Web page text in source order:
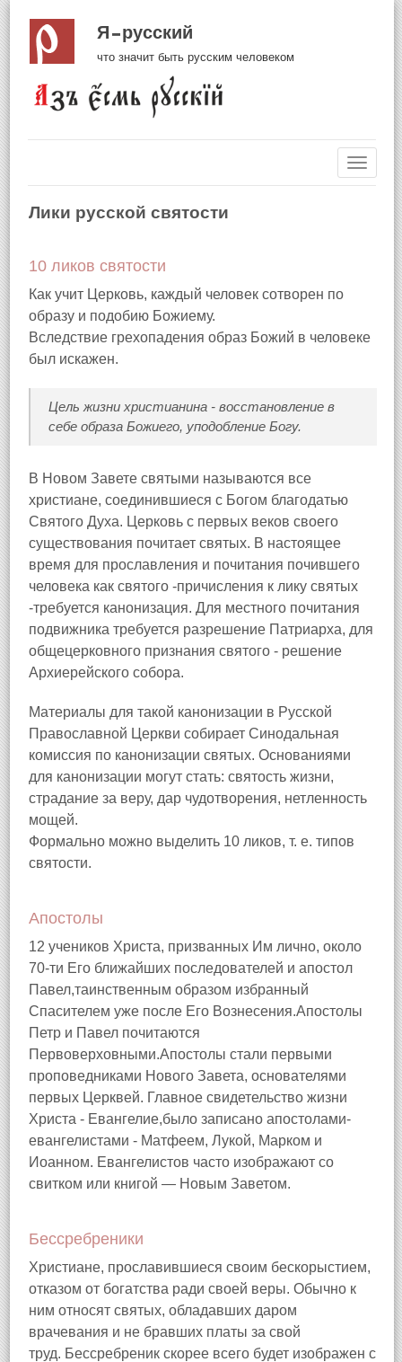
Я русский
что значит быть русским человеком
Лики русской святости
10 ликов святости
Как учит Церковь, каждый человек сотворен по
образу и подобию Божиему.
Вследствие грехопадения образ Божий в человеке
был искажен.
Цель жизни христианина - восстановление в
себе образа Божиего, уподобление Богу.
В Новом Завете святыми называются все
христиане, соединившиеся с Богом благодатью
Святого Духа. Церковь с первых веков своего
существования почитает святых. В настоящее
время для прославления и почитания почившего
человека как святого -причисления к лику святых
-требуется канонизация. Для местного почитания
подвижника требуется разрешение Патриарха, для
общецерковного признания святого - решение
Архиерейского собора.
Материалы для такой канонизации в Русской
Православной Церкви собирает Синодальная
комиссия по канонизации святых. Основаниями
для канонизации могут стать: святость жизни,
страдание за веру, дар чудотворения, нетленность
мощей.
Формально можно выделить 10 ликов, т. е. типов
святости.
Апостолы
12 учеников Христа, призванных Им лично, около
70-ти Его ближайших последователей и апостол
Павел,таинственным образом избранный
Спасителем уже после Его Вознесения.Апостолы
Петр и Павел почитаются
Первоверховными.Апостолы стали первыми
проповедниками Нового Завета, основателями
первых Церквей. Главное свидетельство жизни
Христа - Евангелие,было записано апостолами-
евангелистами - Матфеем, Лукой, Марком и
Иоанном. Евангелистов часто изображают со
свитком или книгой — Новым Заветом.
Бессребреники
Христиане, прославившиеся своим бескорыстием,
отказом от богатства ради своей веры. Обычно к
ним относят святых, обладавших даром
врачевания и не бравших платы за свой
труд. Бессребреник скорее всего будет изображен с